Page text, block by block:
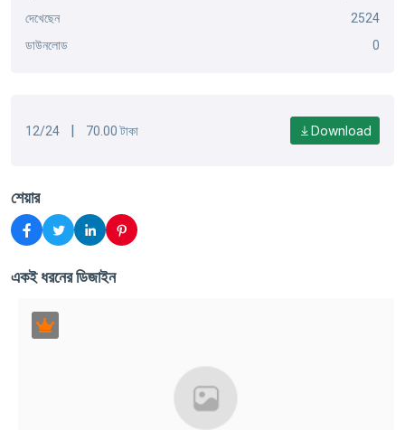
দেখেছেন
2524
ডাউনলোড
0
12/24 | 70.00 টাকা Download
শেয়ার
একই ধরনের ডিজাইন